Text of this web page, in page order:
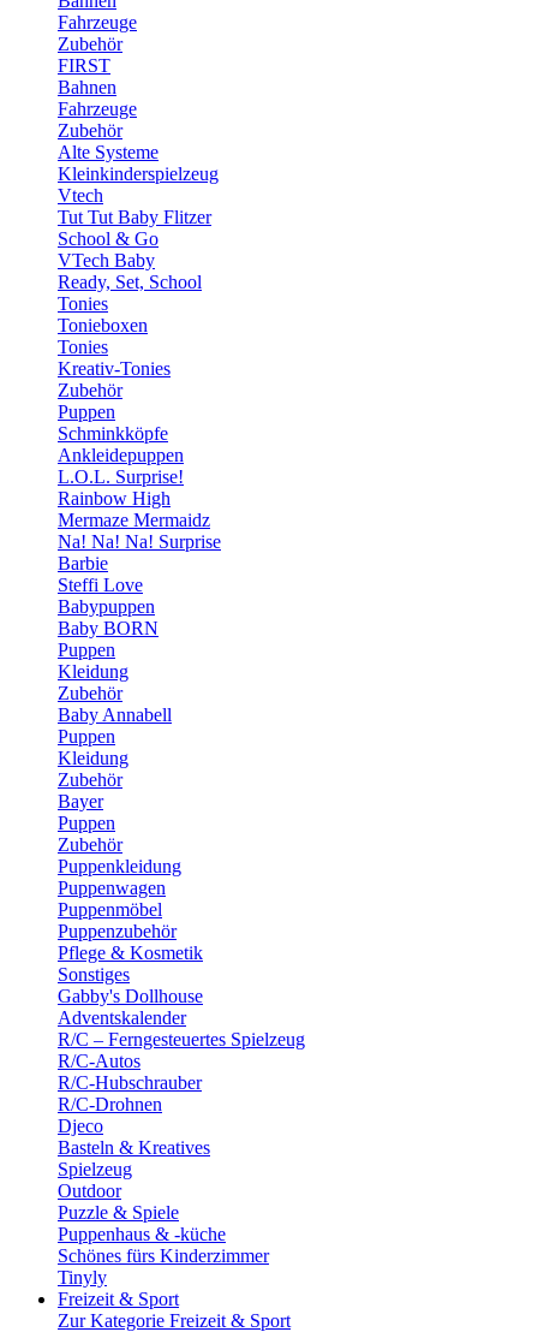
Fahrzeuge
Zubehör
FIRST
Bahnen
Fahrzeuge
Zubehör
Alte Systeme
Kleinkinderspielzeug
Vtech
Tut Tut Baby Flitzer
School & Go
VTech Baby
Ready, Set, School
Tonies
Tonieboxen
Tonies
Kreativ-Tonies
Zubehör
Puppen
Schminkköpfe
Ankleidepuppen
L.O.L. Surprise!
Rainbow High
Mermaze Mermaidz
Na! Na! Na! Surprise
Barbie
Steffi Love
Babypuppen
Baby BORN
Puppen
Kleidung
Zubehör
Baby Annabell
Puppen
Kleidung
Zubehör
Bayer
Puppen
Zubehör
Puppenkleidung
Puppenwagen
Puppenmöbel
Puppenzubehör
Pflege & Kosmetik
Sonstiges
Gabby's Dollhouse
Adventskalender
R/C – Ferngesteuertes Spielzeug
R/C-Autos
R/C-Hubschrauber
R/C-Drohnen
Djeco
Basteln & Kreatives
Spielzeug
Outdoor
Puzzle & Spiele
Puppenhaus & -küche
Schönes fürs Kinderzimmer
Tinyly
Freizeit & Sport
Zur Kategorie Freizeit & Sport